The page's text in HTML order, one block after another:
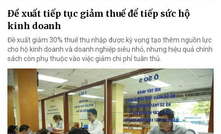
Đề xuất tiếp tục giảm thuế để tiếp sức hộ
kinh doanh
Đề xuất giảm 30% thuế thu nhập được kỳ vọng tạo thêm nguồn lực
cho hộ kinh doanh và doanh nghiệp siêu nhỏ, nhưng hiệu quả chính
sách còn phụ thuộc vào việc giảm chi phí tuân thủ.